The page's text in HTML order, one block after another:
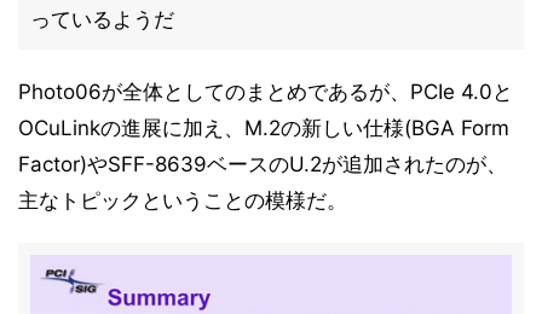
っているようだ
Photo06が全体としてのまとめであるが、PCIe 4.0と
OCuLinkの進展に加え、M.2の新しい仕様(BGA Form
Factor)やSFF-8639ベースのU.2が追加されたのが、
主なトピックということの模様だ。